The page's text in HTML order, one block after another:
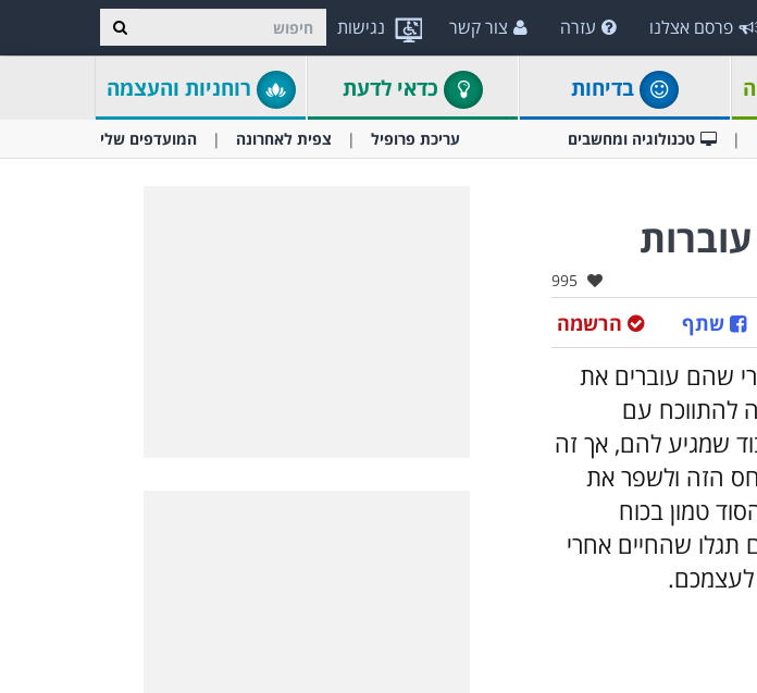
נגישות פרסם אצלנו עזרה צור קשר
בדיחות כדאי לדעת רוחניות והעצמה
טכנולוגיה ומחשבים עריכת פרופיל צפית לאחרונה המועדפים שלי
אהבו:
995
הרשמה שתף
שהם עוברים את
להתווכח עם
שמגיע להם, אך זה
הזה ולשפר את
טמון בכוח
אתם תגלו שהחיים אחרי
לעצמכם.